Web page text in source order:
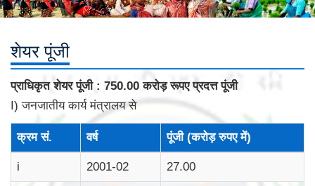
शेयर पूंजी
प्राधिकृत शेयर पूंजी : 750.00 करोड़ रूपए प्रदत्त पूंजी
I) जनजातीय कार्य मंत्रालय से
क्रम सं. वर्ष पूंजी (करोड़ रुपए में)
i 2001-02 27.00